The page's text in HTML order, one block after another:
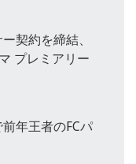
契約を締結、
プレミアリー
年王者のFCパ